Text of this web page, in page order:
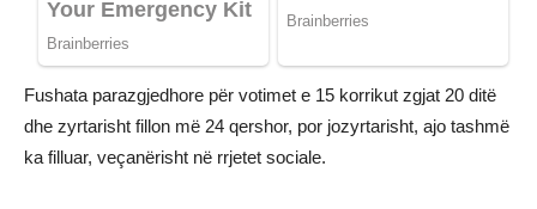
Fushata parazgjedhore për votimet e 15 korrikut zgjat 20 ditë
dhe zyrtarisht fillon më 24 qershor, por jozyrtarisht, ajo tashmë
ka filluar, veçanërisht në rrjetet sociale.